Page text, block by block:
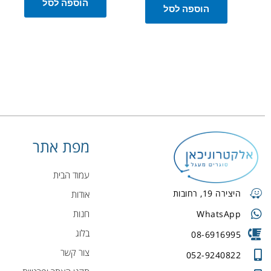
הוספה לסל
הוספה לסל
היצירה 19, רחובות
WhatsApp
08-6916995
052-9240822
מפת אתר
עמוד הבית
אודות
חנות
בלוג
צור קשר